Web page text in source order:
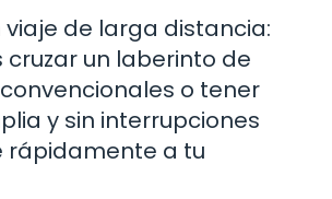
viaje de larga distancia:
cruzar un laberinto de
o tener
y sin interrupciones
rápidamente a tu